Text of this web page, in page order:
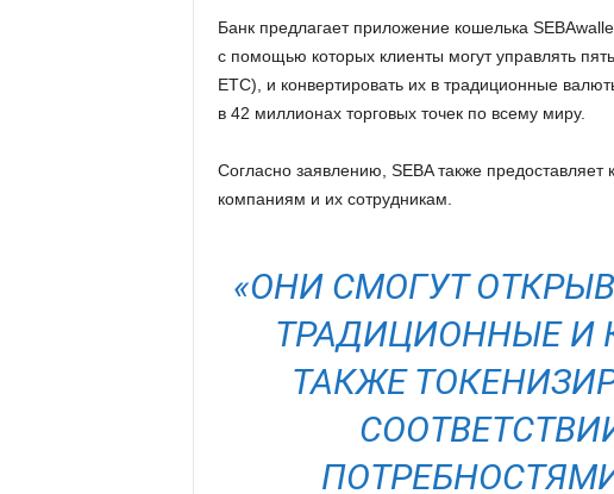
Банк предлагает приложение кошелька
с помощью которых клиенты могут управлять
ETC), и конвертировать их в традиционные
в 42 миллионах торговых точек по всему миру.
Согласно заявлению, SEBA также
компаниям и их сотрудникам.
«ОНИ СМОГУТ
ТРАДИЦИОННЫЕ И
ТАКЖЕ